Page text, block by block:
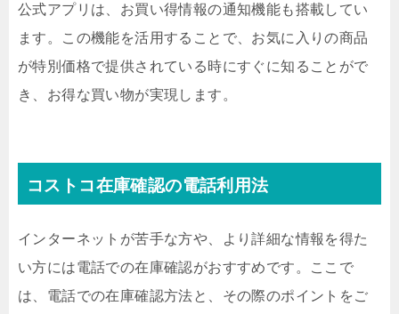
公式アプリは、お買い得情報の通知機能も搭載してい
ます。この機能を活用することで、お気に入りの商品
が特別価格で提供されている時にすぐに知ることがで
き、お得な買い物が実現します。
コストコ在庫確認の電話利用法
インターネットが苦手な方や、より詳細な情報を得た
い方には電話での在庫確認がおすすめです。ここで
は、電話での在庫確認方法と、その際のポイントをご